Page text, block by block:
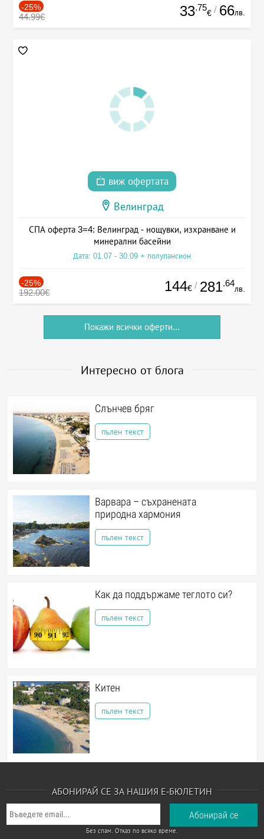
-25%
44.99€ 33.75
€ / 66лв.
виж офертата
Велинград
СПА оферта 3=4: Велинград - нощувки, изхранване и
минерални басейни
Дата: 01.07 - 30.09 + полупансион
-25%
192.00€ 144€ / 281.64
лв.
Покажи всички оферти...
Интересно от блога
Слънчев бряг
пълен текст
Варвара – съхранената
природна хармония
пълен текст
Как да поддържаме теглото си?
пълен текст
Китен
пълен текст
АБОНИРАЙ СЕ ЗА НАШИЯ Е-БЮЛЕТИН
Без спам. Отказ по всяко време.